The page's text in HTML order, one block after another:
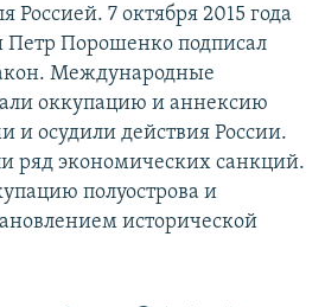
Россией. 7 октября 2015 года
Порошенко подписал
Международные
оккупацию и аннексию
осудили действия России.
ряд экономических санкций.
полуострова и
исторической